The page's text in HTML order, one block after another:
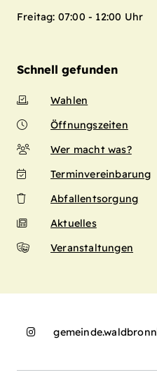
Freitag: 07:00 - 12:00 Uhr
Schnell gefunden
Wahlen
Öffnungszeiten
Wer macht was?
Terminvereinbarung
Abfallentsorgung
Aktuelles
Veranstaltungen
gemeinde.waldbronn